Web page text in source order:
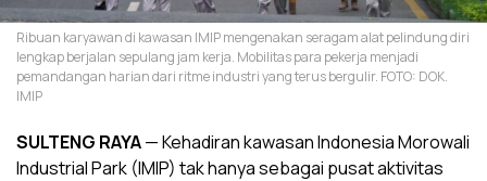
Ribuan karyawan di kawasan IMIP mengenakan seragam alat pelindung diri
lengkap berjalan sepulang jam kerja. Mobilitas para pekerja menjadi
pemandangan harian dari ritme industri yang terus bergulir. FOTO: DOK.
IMIP
SULTENG RAYA— Kehadiran kawasan Indonesia Morowali
Industrial Park (IMIP) tak hanya sebagai pusat aktivitas